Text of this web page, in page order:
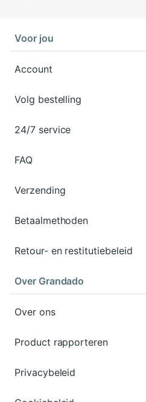
Voor jou
Account
Volg bestelling
24/7 service
FAQ
Verzending
Betaalmethoden
Retour- en restitutiebeleid
Over Grandado
Over ons
Product rapporteren
Privacybeleid